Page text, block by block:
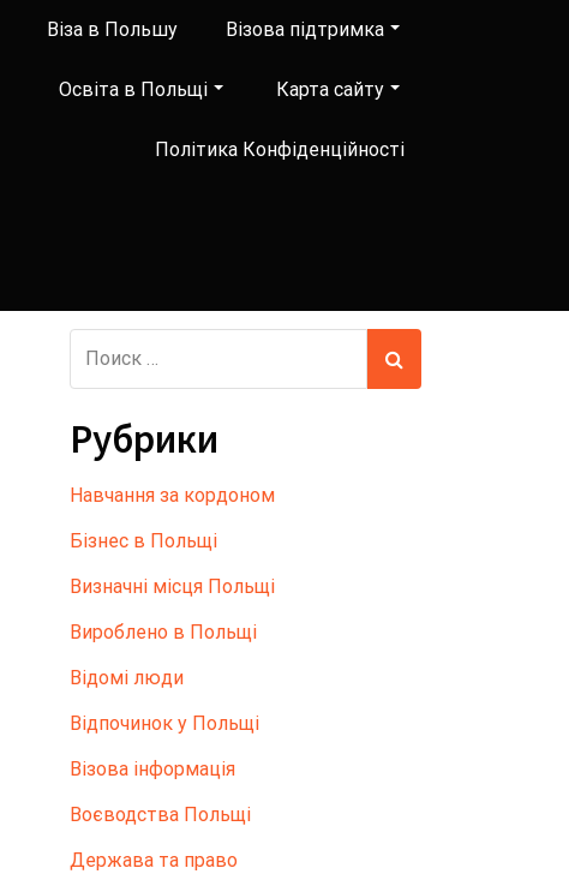
Віза в Польшу Візова підтримка
Освіта в Польщі Карта сайту
Політика Конфіденційності
Рубрики
Hавчання за кордоном
Бізнес в Польщі
Визначні місця Польщі
Вироблено в Польщі
Відомі люди
Відпочинок у Польщі
Візова інформація
Воєводства Польщі
Держава та право